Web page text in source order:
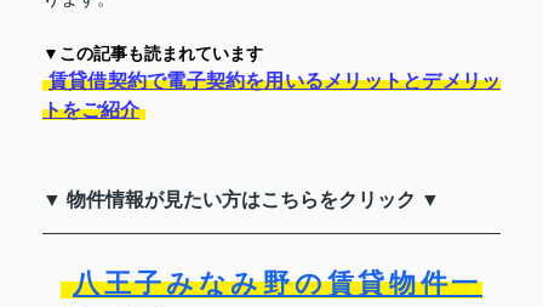
▼この記事も読まれています
賃貸借契約で電子契約を用いるメリットとデメリッ
トをご紹介
▼ 物件情報が見たい方はこちらをクリック ▼
八王子みなみ野の賃貸物件一